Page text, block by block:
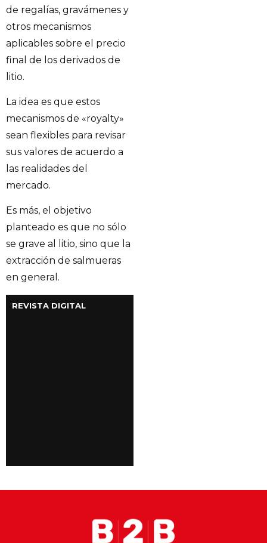
de regalías, gravámenes y
otros mecanismos
aplicables sobre el precio
final de los derivados de
litio.
La idea es que estos
mecanismos de «royalty»
sean flexibles para revisar
sus valores de acuerdo a
las realidades del
mercado.
Es más, el objetivo
planteado es que no sólo
se grave al litio, sino que la
extracción de salmueras
en general.
REVISTA DIGITAL